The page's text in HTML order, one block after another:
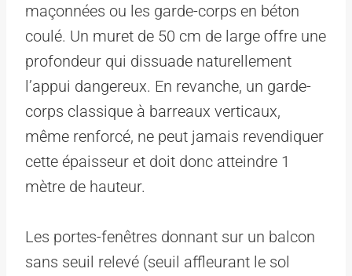
maçonnées ou les garde-corps en béton
coulé. Un muret de 50 cm de large offre une
profondeur qui dissuade naturellement
l’appui dangereux. En revanche, un garde-
corps classique à barreaux verticaux,
même renforcé, ne peut jamais revendiquer
cette épaisseur et doit donc atteindre 1
mètre de hauteur.
Les portes-fenêtres donnant sur un balcon
sans seuil relevé (seuil affleurant le sol